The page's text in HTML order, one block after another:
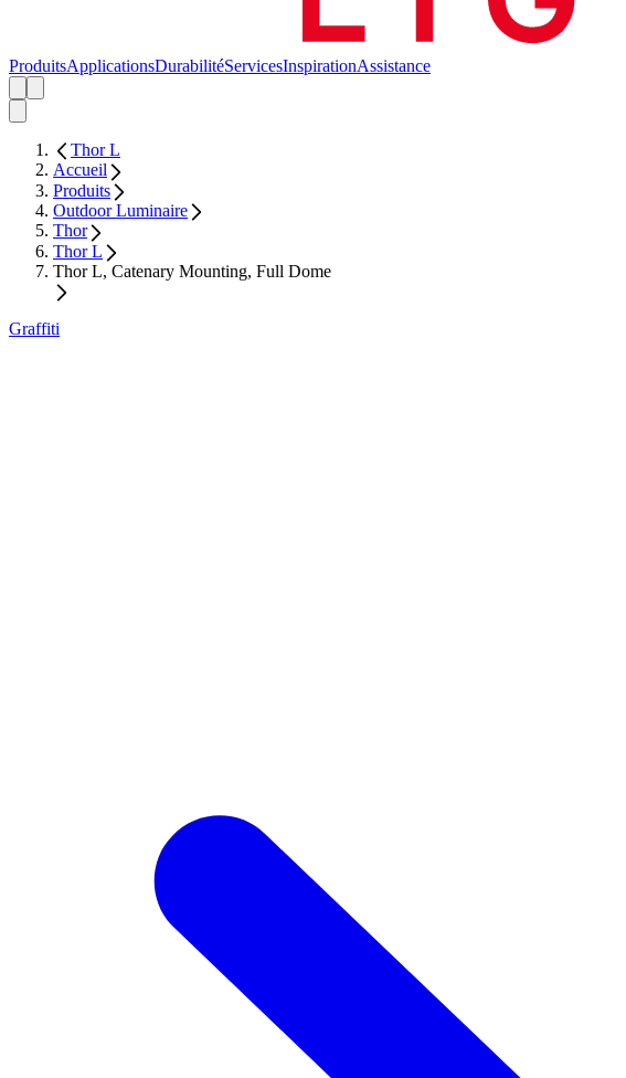
ProduitsApplicationsDurabilitéServicesInspirationAssistance
Thor L
Accueil
Produits
Outdoor Luminaire
Thor
Thor L
Thor L, Catenary Mounting, Full Dome
Graffiti